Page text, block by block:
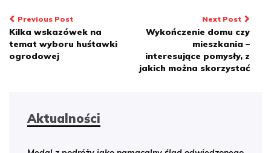
Nawigacja
wpisu
Previous Post
Kilka wskazówek na
temat wyboru huśtawki
ogrodowej
Next Post
Wykończenie domu czy
mieszkania –
interesujące pomysły, z
jakich można skorzystać
Aktualności